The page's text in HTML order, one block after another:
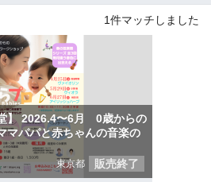
1件マッチしました
】 2026.4〜6月 0歳からの
パパと赤ちゃんの音楽の
東京都 販売終了